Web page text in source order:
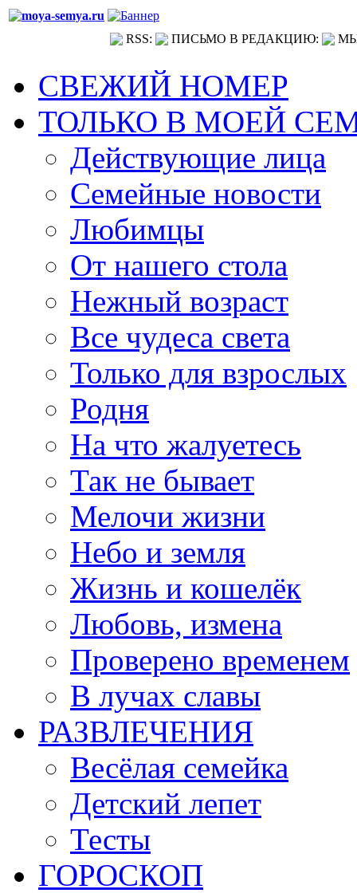
RSS: ПИСЬМО В РЕДАКЦИЮ:
СВЕЖИЙ НОМЕР
ТОЛЬКО В МОЕЙ
Действующие лица
Семейные новости
Любимцы
От нашего стола
Нежный возраст
Все чудеса света
Только для взрослых
Родня
На что жалуетесь
Так не бывает
Мелочи жизни
Небо и земля
Жизнь и кошелёк
Любовь, измена
Проверено временем
В лучах славы
РАЗВЛЕЧЕНИЯ
Весёлая семейка
Детский лепет
Тесты
ГОРОСКОП